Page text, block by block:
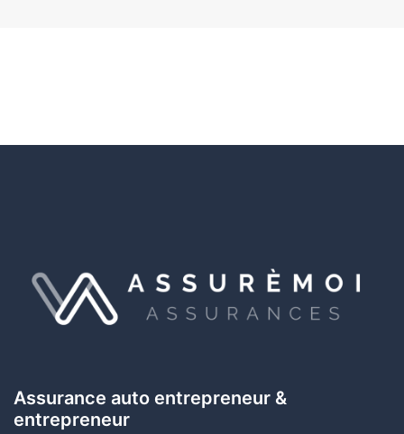
Assurance auto entrepreneur &
entrepreneur